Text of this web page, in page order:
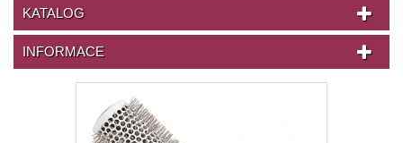
KATALOG
INFORMACE